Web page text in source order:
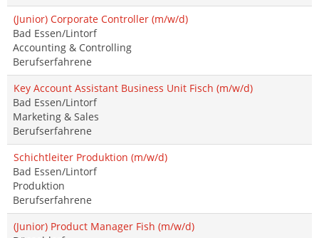
(Junior) Corporate Controller (m/w/d)
Bad Essen/Lintorf
Accounting & Controlling
Berufserfahrene
Key Account Assistant Business Unit Fisch (m/w/d)
Bad Essen/Lintorf
Marketing & Sales
Berufserfahrene
Schichtleiter Produktion (m/w/d)
Bad Essen/Lintorf
Produktion
Berufserfahrene
(Junior) Product Manager Fish (m/w/d)